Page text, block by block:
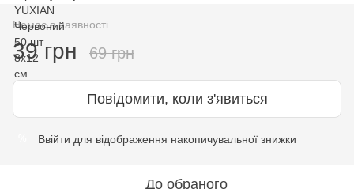
Немає в наявності
39 грн 69 грн
Повідомити, коли з'явиться
Ввійти для відображення накопичувальної знижки
До обраного